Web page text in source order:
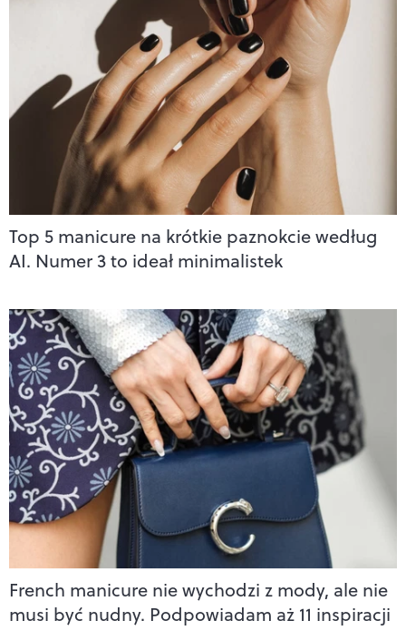
Top 5 manicure na krótkie paznokcie według
AI. Numer 3 to ideał minimalistek
French manicure nie wychodzi z mody, ale nie
musi być nudny. Podpowiadam aż 11 inspiracji